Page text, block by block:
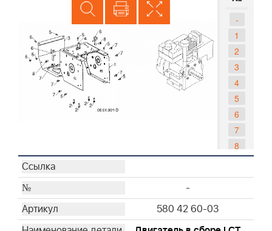
-
1
2
3
4
5
6
7
8
-
580 42 60-03